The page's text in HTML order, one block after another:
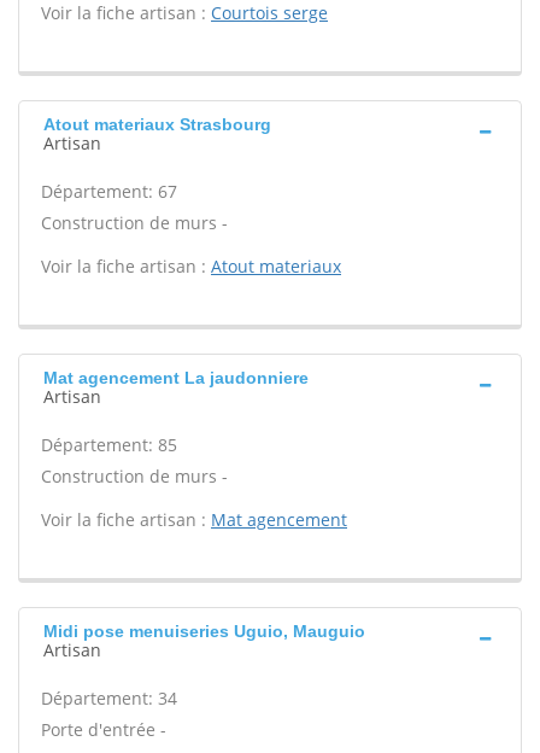
Voir la fiche artisan : Courtois serge
Atout materiaux Strasbourg
Artisan
Département: 67
Construction de murs -
Voir la fiche artisan : Atout materiaux
Mat agencement La jaudonniere
Artisan
Département: 85
Construction de murs -
Voir la fiche artisan : Mat agencement
Midi pose menuiseries Uguio, Mauguio
Artisan
Département: 34
Porte d'entrée -